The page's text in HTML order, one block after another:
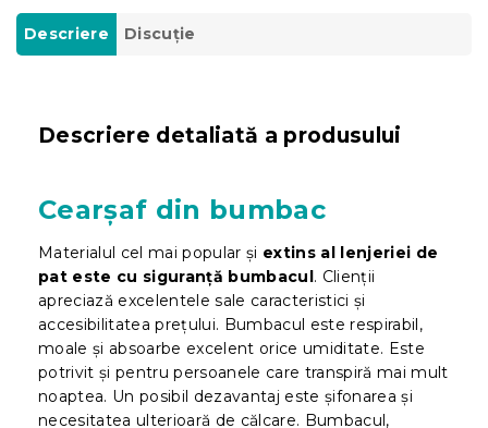
Descriere Discuţie
Descriere detaliată a produsului
Cearșaf din bumbac
Materialul cel mai popular și extins al lenjeriei de
pat este cu siguranță bumbacul. Clienții
apreciază excelentele sale caracteristici și
accesibilitatea prețului. Bumbacul este respirabil,
moale și absoarbe excelent orice umiditate. Este
potrivit și pentru persoanele care transpiră mai mult
noaptea. Un posibil dezavantaj este șifonarea și
necesitatea ulterioară de călcare. Bumbacul,